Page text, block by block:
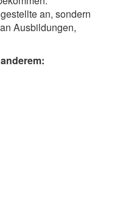
an, sondern
Ausbildungen,